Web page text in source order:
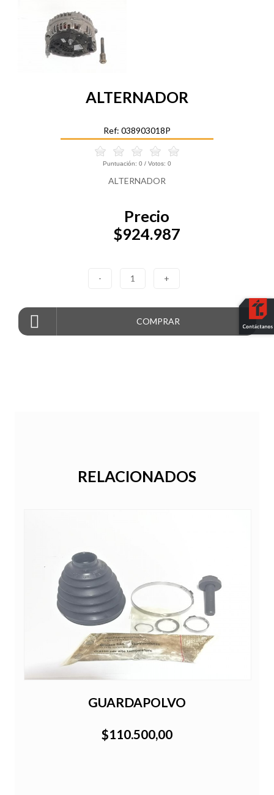
ALTERNADOR
Ref: 038903018P
Puntuación: 0 / Votos: 0
ALTERNADOR
Precio
$924.987
- 1 +
COMPRAR
RELACIONADOS
GUARDAPOLVO
$110.500,00